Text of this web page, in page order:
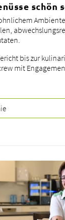
schön
bis zur
mit